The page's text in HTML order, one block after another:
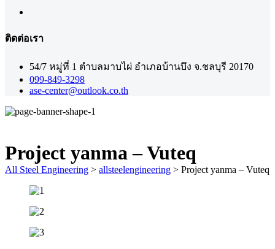
ติดต่อเรา
54/7 หมู่ที่ 1 ตำบลมาบไผ่ อำเภอบ้านบึง จ.ชลบุรี 20170
099-849-3298
ase-center@outlook.co.th
Project yanma – Vuteq
All Steel Engineering > allsteelengineering > Project yanma – Vuteq